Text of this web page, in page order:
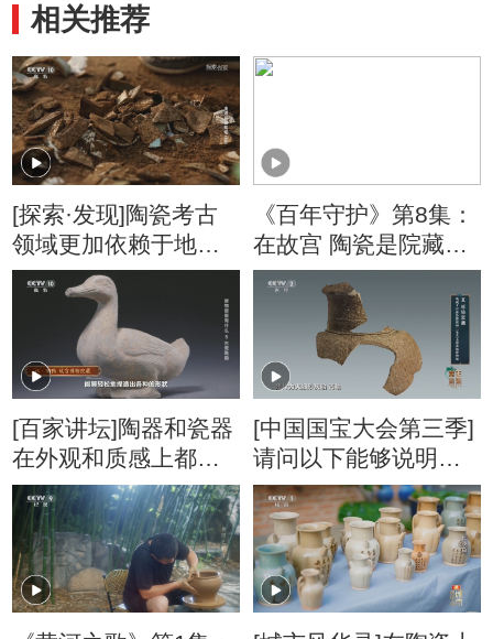
相关推荐
[探索·发现]陶瓷考古
领域更加依赖于地层
的叠压关系
《百年守护》第8集：
在故宫 陶瓷是院藏文
物的重镇
[百家讲坛]陶器和瓷器
在外观和质感上都有
明显的不同
[中国国宝大会第三季]
请问以下能够说明瓷
器区别于陶器的特征
的有哪几项？